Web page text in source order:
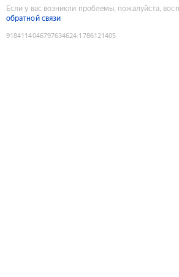
Если у вас возникли проблемы, пожалуйста,
обратной связи
9184114046797634624:1786121405